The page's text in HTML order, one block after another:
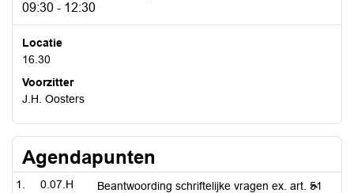
09:30 - 12:30
Locatie
16.30
Voorzitter
J.H. Oosters
Agendapunten
0.07.H
Beantwoording schriftelijke vragen ex. art. 51